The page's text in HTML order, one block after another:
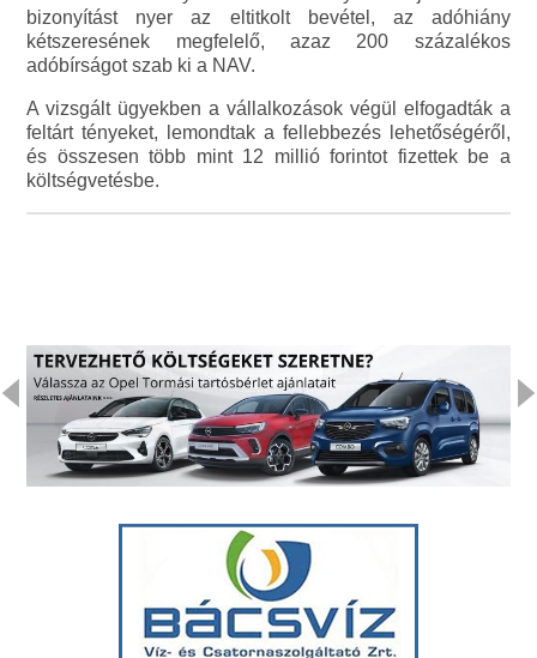
bizonyítást nyer az eltitkolt bevétel, az adóhiány
kétszeresének megfelelő, azaz 200 százalékos
adóbírságot szab ki a NAV.
A vizsgált ügyekben a vállalkozások végül elfogadták a
feltárt tényeket, lemondtak a fellebbezés lehetőségéről,
és összesen több mint 12 millió forintot fizettek be a
költségvetésbe.